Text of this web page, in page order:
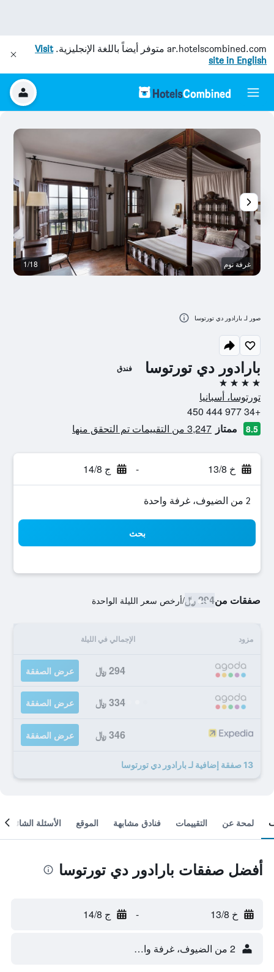
ar.hotelscombined.com متوفر أيضاً باللغة الإنجليزية.Visit
site in English
بارادور دي تورتوسا فندق
4 نجوم
تورتوسا، أسبانيا
+34 977 444 450
8.5 ممتاز 3,247 من التقييمات تم التحقق منها
خ 13/8 - ج 14/8
2 من الضيوف، غرفة واحدة
بحث
صفقات من294 ﷼ /أرخص سعر الليلة الواحدة
مزود الإجمالي في الليلة
294 ﷼ عرض الصفقة
334 ﷼ عرض الصفقة
346 ﷼ عرض الصفقة
13 صفقة إضافية لـ بارادور دي تورتوسا
غرفة نوم 1/18
صور لـ بارادور دي تورتوسا
لمحة عن التقييمات فنادق مشابهة الموقع الأسئلة الشائعة
أفضل صفقات بارادور دي تورتوسا
خ 13/8 - ج 14/8
2 من الضيوف، غرفة واحدة